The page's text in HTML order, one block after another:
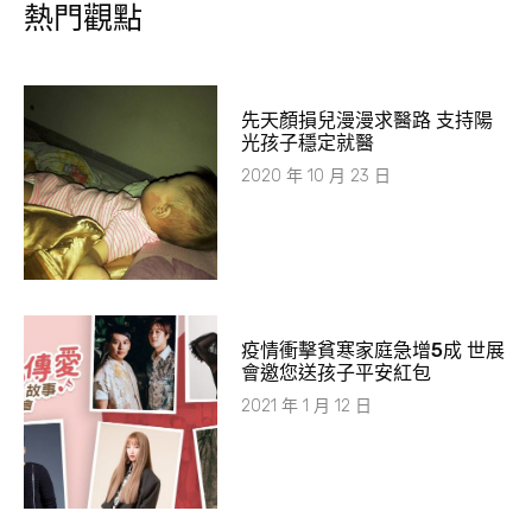
熱門觀點
先天顏損兒漫漫求醫路 支持陽
光孩子穩定就醫
2020 年 10 月 23 日
疫情衝擊貧寒家庭急增5成 世展
會邀您送孩子平安紅包
2021 年 1 月 12 日